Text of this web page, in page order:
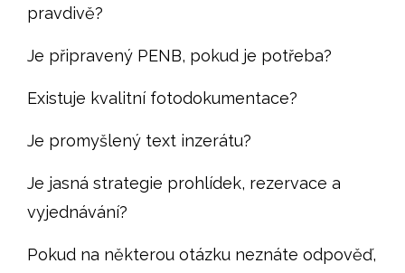
pravdivě?
Je připravený PENB, pokud je potřeba?
Existuje kvalitní fotodokumentace?
Je promyšlený text inzerátu?
Je jasná strategie prohlídek, rezervace a
vyjednávání?
Pokud na některou otázku neznáte odpověď,